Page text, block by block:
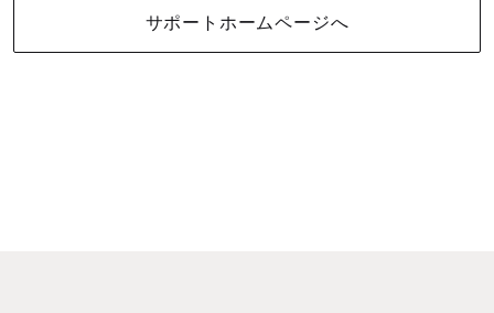
サポートホームページへ